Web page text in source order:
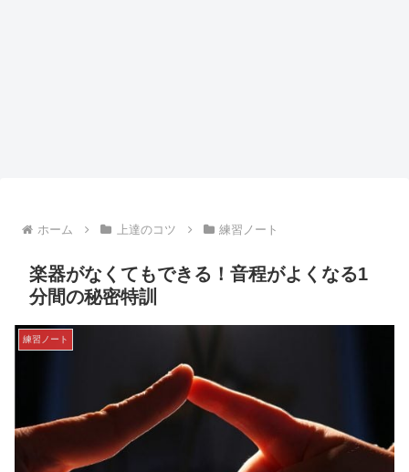
ホーム 上達のコツ 練習ノート
楽器がなくてもできる！音程がよくなる1
分間の秘密特訓
練習ノート